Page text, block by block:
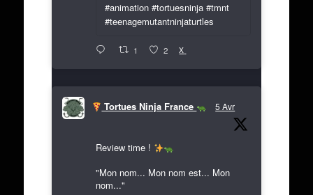
#animation #tortuesninja #tmnt
#teenagemutantninjaturtles
1 2 X
Tortues Ninja France 5 Avr
Review time !
"Mon nom... Mon nom est... Mon
nom..."